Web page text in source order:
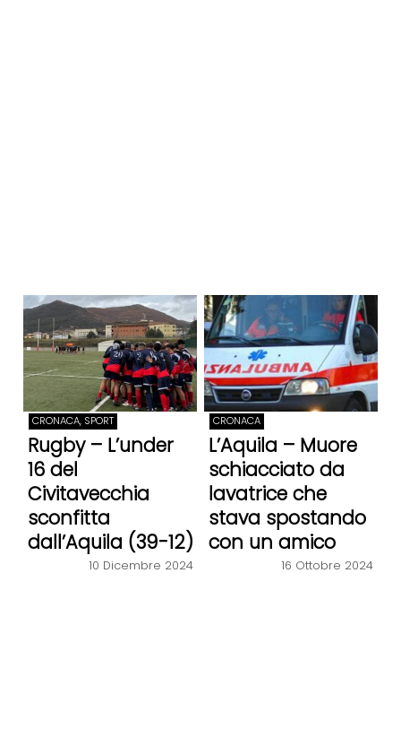
CRONACA, SPORT
Rugby – L’under
16 del
Civitavecchia
sconfitta
dall’Aquila (39-12)
10 Dicembre 2024
CRONACA
L’Aquila – Muore
schiacciato da
lavatrice che
stava spostando
con un amico
16 Ottobre 2024